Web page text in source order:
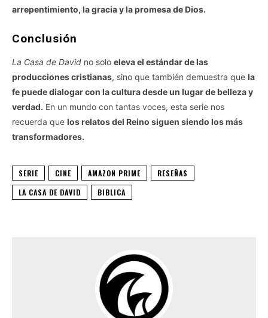
arrepentimiento, la gracia y la promesa de Dios.
Conclusión
La Casa de David no solo eleva el estándar de las
producciones cristianas, sino que también demuestra que la
fe puede dialogar con la cultura desde un lugar de belleza y
verdad. En un mundo con tantas voces, esta serie nos
recuerda que los relatos del Reino siguen siendo los más
transformadores.
SERIE CINE AMAZON PRIME
RESEÑAS
LA CASA DE DAVID
BIBLICA